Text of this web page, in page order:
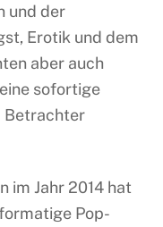
und der
Erotik und dem
aber auch
sofortige
Betrachter
im Jahr 2014 hat
Pop-